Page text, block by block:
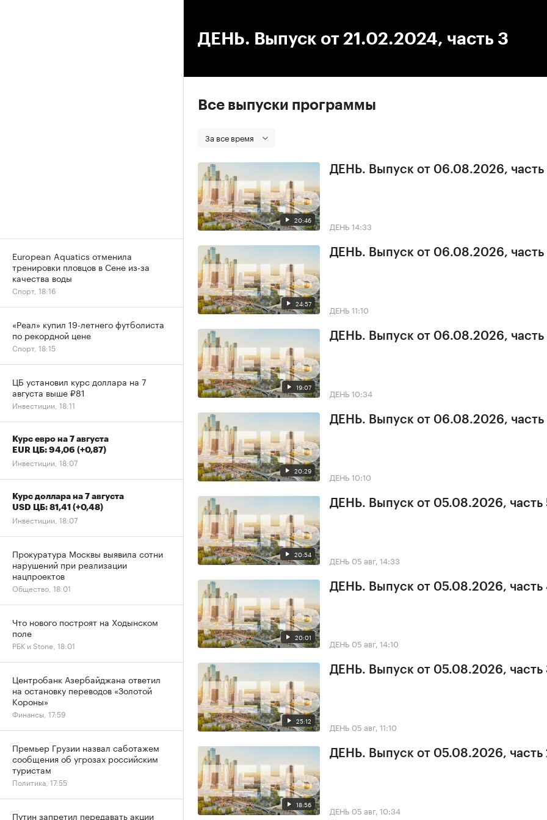
ДЕНЬ. Выпуск от 21.02.2024, часть 3
Все выпуски программы
За все время
20:46
ДЕНЬ. Выпуск от 06.08.2026, часть
ДЕНЬ 14:33
24:57
ДЕНЬ. Выпуск от 06.08.2026, часть
ДЕНЬ 11:10
19:07
ДЕНЬ. Выпуск от 06.08.2026, часть
ДЕНЬ 10:34
20:29
ДЕНЬ. Выпуск от 06.08.2026, часть
ДЕНЬ 10:10
20:54
ДЕНЬ. Выпуск от 05.08.2026, часть
ДЕНЬ 05 авг, 14:33
20:01
ДЕНЬ. Выпуск от 05.08.2026, часть
ДЕНЬ 05 авг, 14:10
25:12
ДЕНЬ. Выпуск от 05.08.2026, часть
ДЕНЬ 05 авг, 11:10
18:56
ДЕНЬ. Выпуск от 05.08.2026, часть
ДЕНЬ 05 авг, 10:34
European Aquatics отменила
тренировки пловцов в Сене из-за
качества воды
Спорт, 18:16
«Реал» купил 19-летнего футболиста
по рекордной цене
Спорт, 18:15
ЦБ установил курс доллара на 7
августа выше ₽81
Инвестиции, 18:11
Курс евро на 7 августа
EUR ЦБ: 94,06 (+0,87)
Инвестиции, 18:07
Курс доллара на 7 августа
USD ЦБ: 81,41 (+0,48)
Инвестиции, 18:07
Прокуратура Москвы выявила сотни
нарушений при реализации
нацпроектов
Общество, 18:01
Что нового построят на Ходынском
поле
РБК и Stone, 18:01
Центробанк Азербайджана ответил
на остановку переводов «Золотой
Короны»
Финансы, 17:59
Премьер Грузии назвал саботажем
сообщения об угрозах российским
туристам
Политика, 17:55
Путин запретил передавать акции